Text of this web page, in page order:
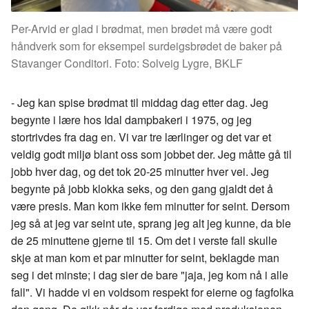
Per-Arvid er glad i brødmat, men brødet må være godt
håndverk som for eksempel surdeigsbrødet de baker på
Stavanger Conditori. Foto: Solveig Lygre, BKLF
- Jeg kan spise brødmat til middag dag etter dag. Jeg
begynte i lære hos Idal dampbakeri i 1975, og jeg
stortrivdes fra dag en. Vi var tre lærlinger og det var et
veldig godt miljø blant oss som jobbet der. Jeg måtte gå til
jobb hver dag, og det tok 20-25 minutter hver vei. Jeg
begynte på jobb klokka seks, og den gang gjaldt det å
være presis. Man kom ikke fem minutter for seint. Dersom
jeg så at jeg var seint ute, sprang jeg alt jeg kunne, da ble
de 25 minuttene gjerne til 15. Om det i verste fall skulle
skje at man kom et par minutter for seint, beklagde man
seg i det minste; i dag sier de bare "jaja, jeg kom nå i alle
fall". Vi hadde vi en voldsom respekt for eierne og fagfolka